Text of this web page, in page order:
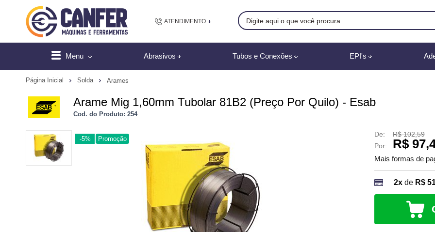
ATENDIMENTO
Menu Abrasivos Tubos e Conexões EPI's
Página Inicial Solda Arames
Arame Mig 1,60mm Tubolar 81B2 (Preço Por Quilo) - Esab
Cod. do Produto: 254
-5% Promoção
De:
R$ 102,59
Por:
R$
Mais formas de
2x de R$